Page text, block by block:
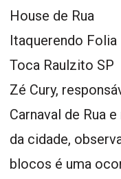
House de Rua
Itaquerendo Folia
Toca Raulzito SP
Zé Cury,
Carnaval de Rua
da cidade,
blocos é uma